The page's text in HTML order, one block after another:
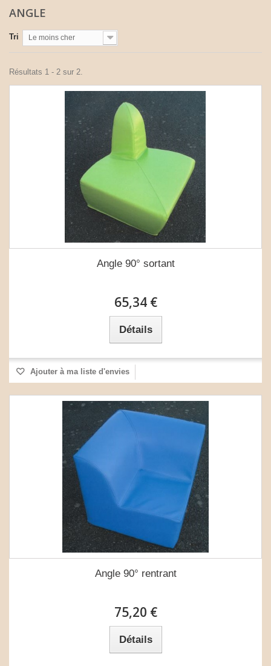
ANGLE
Tri Le moins cher
Résultats 1 - 2 sur 2.
Angle 90° sortant
65,34 €
Détails
Ajouter à ma liste d'envies
Angle 90° rentrant
75,20 €
Détails